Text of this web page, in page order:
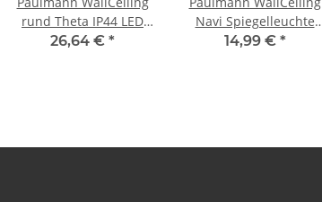
rund Theta IP44 LED
1x9W Alu eloxiert/Klar
26,64 € *
Navi Spiegelleuchte
IP44 LED 3x2,4W
14,99 € *